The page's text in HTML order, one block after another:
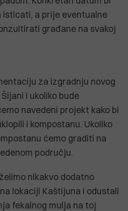
isticati, a prije eventualne
građane na svakoj
za izgradnju novog
i ukoliko bude
navedeni projekt kako bi
i kompostanu. Ukoliko
ćemo graditi na
području.
nikakvo dodatno
lokaciji Kaštijuna i odustali
fekalnog mulja na toj